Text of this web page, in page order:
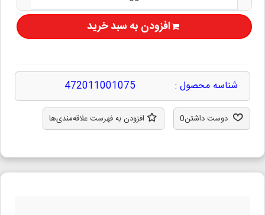
افزودن به سبد خرید
شناسه محصول : 472011001075
دوست داشتن0 افزودن به فهرست علاقه‌مندی‌ها